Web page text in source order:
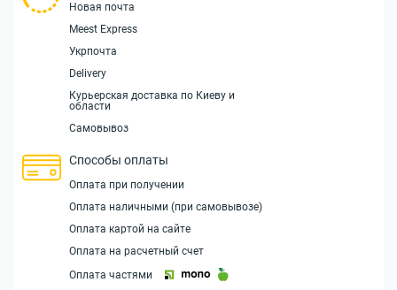
Новая почта
Meest Express
Укрпочта
Delivery
Курьерская доставка по Киеву и
области
Самовывоз
Способы оплаты
Оплата при получении
Оплата наличными (при самовывозе)
Оплата картой на сайте
Оплата на расчетный счет
Оплата частями